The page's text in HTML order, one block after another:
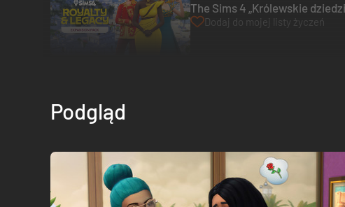
The Sims 4 „Królewskie
Dodaj do mojej listy życzeń
Podgląd